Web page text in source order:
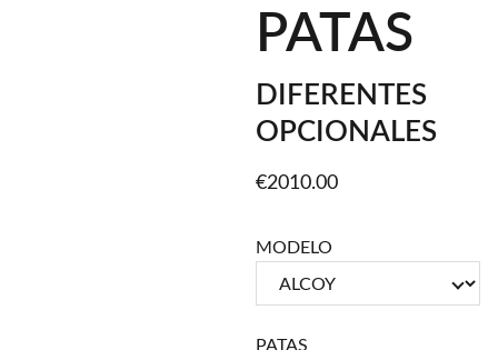
PATAS
DIFERENTES
OPCIONALES
€2010.00
MODELO
PATAS